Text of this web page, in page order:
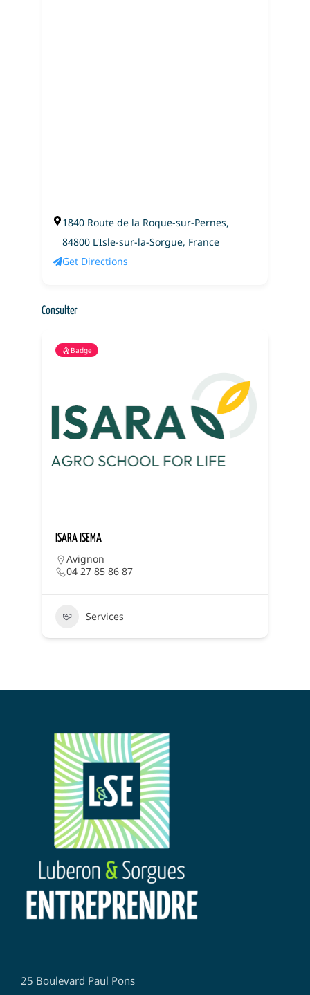
1840 Route de la Roque-sur-Pernes,
84800 L'Isle-sur-la-Sorgue, France
Get Directions
Consulter
Badge
ISARA ISEMA
Avignon
04 27 85 86 87
Services
25 Boulevard Paul Pons